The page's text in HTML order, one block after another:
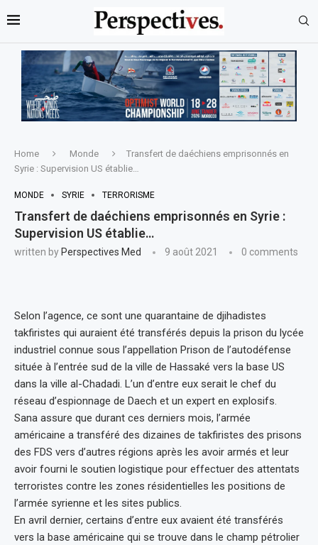
Home Monde
Transfert de daéchiens emprisonnés en
Syrie : Supervision US établie…
MONDE SYRIE TERRORISME
Transfert de daéchiens emprisonnés en Syrie :
Supervision US établie…
written by Perspectives Med 9 août 2021 0 comments
Selon l’agence, ce sont une quarantaine de djihadistes
takfiristes qui auraient été transférés depuis la prison du lycée
industriel connue sous l’appellation Prison de l’autodéfense
située à l’entrée sud de la ville de Hassaké vers la base US
dans la ville al-Chadadi. L’un d’entre eux serait le chef du
réseau d’espionnage de Daech et un expert en explosifs.
Sana assure que durant ces derniers mois, l’armée
américaine a transféré des dizaines de takfiristes des prisons
des FDS vers d’autres régions après les avoir armés et leur
avoir fourni le soutien logistique pour effectuer des attentats
terroristes contre les zones résidentielles les positions de
l’armée syrienne et les sites publics.
En avril dernier, certains d’entre eux avaient été transférés
vers la base américaine qui se trouve dans le champ pétrolier